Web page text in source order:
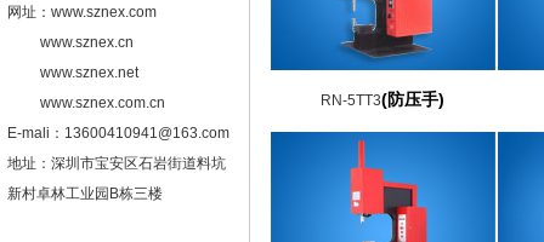
网址：www.sznex.com
www.sznex.cn
www.sznex.net
www.sznex.com.cn
E-mali：13600410941@163.com
地址：深圳市宝安区石岩街道料坑
新村卓林工业园B栋三楼
RN-5TT3(防压手)